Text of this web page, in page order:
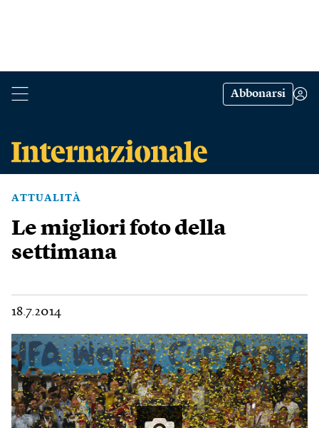
Abbonarsi
ATTUALITÀ
Le migliori foto della
settimana
18.7.2014